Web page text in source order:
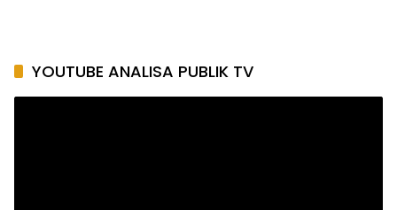
YOUTUBE ANALISA PUBLIK TV